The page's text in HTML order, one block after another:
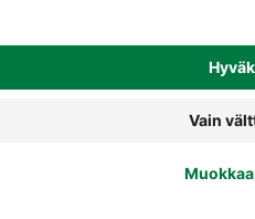
Pastakastikkeet